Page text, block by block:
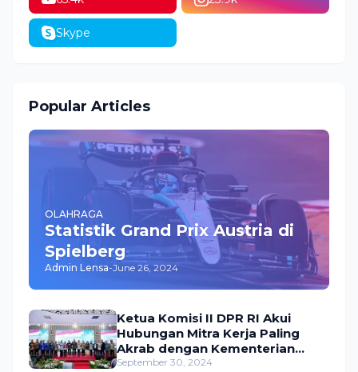
Skype
Popular Articles
OLAHRAGA
Statistik Grand Prix Austria di
Spielberg
Admin Lensa-June 26, 2024
Ketua Komisi II DPR RI Akui
Hubungan Mitra Kerja Paling
Akrab dengan Kementerian
ATR/BPN
September 30, 2024